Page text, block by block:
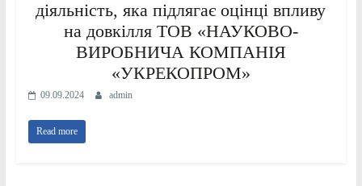
діяльність, яка підлягає оцінці впливу
на довкілля ТОВ «НАУКОВО-
ВИРОБНИЧА КОМПАНІЯ
«УКРЕКОПРОМ»
09.09.2024 admin
Read more